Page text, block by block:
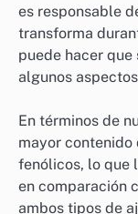
es responsable
transforma
puede hacer que
algunos
En términos de
mayor contenido
fenólicos, lo que
en comparación
ambos tipos de